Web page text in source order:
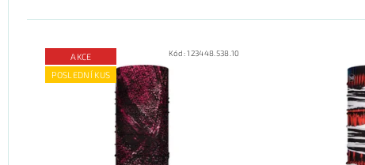
AKCE
POSLEDNÍ KUS
Kód:123448.538.10